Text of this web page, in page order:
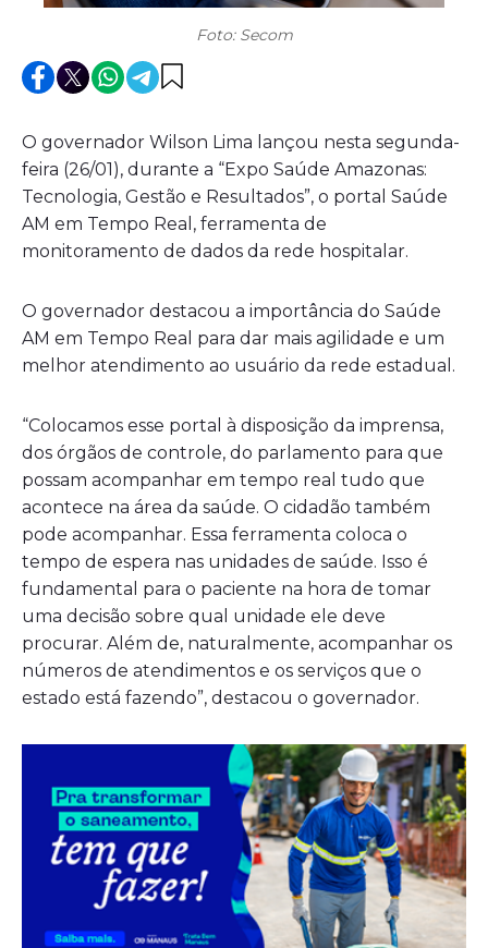
Foto: Secom
O governador Wilson Lima lançou nesta segunda-
feira (26/01), durante a “Expo Saúde Amazonas:
Tecnologia, Gestão e Resultados”, o portal Saúde
AM em Tempo Real, ferramenta de
monitoramento de dados da rede hospitalar.
O governador destacou a importância do Saúde
AM em Tempo Real para dar mais agilidade e um
melhor atendimento ao usuário da rede estadual.
“Colocamos esse portal à disposição da imprensa,
dos órgãos de controle, do parlamento para que
possam acompanhar em tempo real tudo que
acontece na área da saúde. O cidadão também
pode acompanhar. Essa ferramenta coloca o
tempo de espera nas unidades de saúde. Isso é
fundamental para o paciente na hora de tomar
uma decisão sobre qual unidade ele deve
procurar. Além de, naturalmente, acompanhar os
números de atendimentos e os serviços que o
estado está fazendo”, destacou o governador.